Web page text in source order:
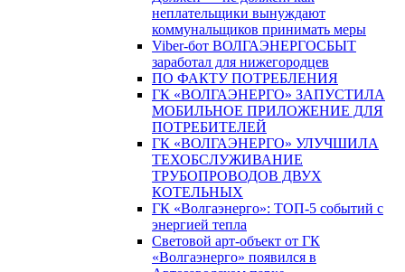
неплательщики вынуждают
коммунальщиков принимать меры
Viber-бот ВОЛГАЭНЕРГОСБЫТ
заработал для нижегородцев
ПО ФАКТУ ПОТРЕБЛЕНИЯ
ГК «ВОЛГАЭНЕРГО» ЗАПУСТИЛА
МОБИЛЬНОЕ ПРИЛОЖЕНИЕ ДЛЯ
ПОТРЕБИТЕЛЕЙ
ГК «ВОЛГАЭНЕРГО» УЛУЧШИЛА
ТЕХОБСЛУЖИВАНИЕ
ТРУБОПРОВОДОВ ДВУХ
КОТЕЛЬНЫХ
ГК «Волгаэнерго»: ТОП-5 событий с
энергией тепла
Световой арт-объект от ГК
«Волгаэнерго» появился в